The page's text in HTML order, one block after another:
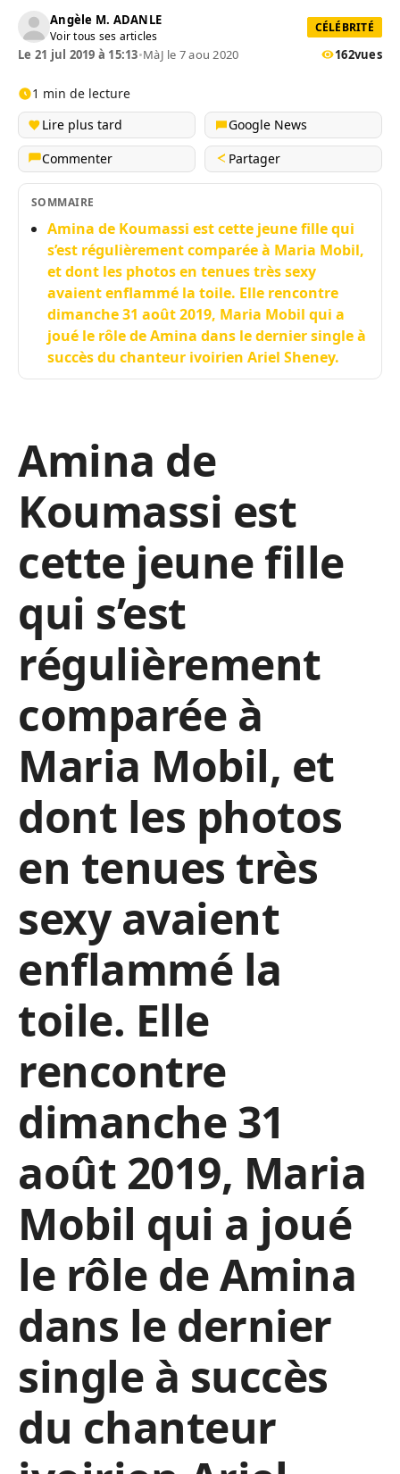
Angèle M. ADANLE
Voir tous ses articles
CÉLÉBRITÉ
Le 21 jul 2019 à 15:13•MàJ le 7 aou 2020 162vues
1 min de lecture
Lire plus tard
Google News
Commenter
Partager
SOMMAIRE
Amina de Koumassi est cette jeune fille qui
s’est régulièrement comparée à Maria Mobil,
et dont les photos en tenues très sexy
avaient enflammé la toile. Elle rencontre
dimanche 31 août 2019, Maria Mobil qui a
joué le rôle de Amina dans le dernier single à
succès du chanteur ivoirien Ariel Sheney.
Amina de
Koumassi est
cette jeune fille
qui s’est
régulièrement
comparée à
Maria Mobil, et
dont les photos
en tenues très
sexy avaient
enflammé la
toile. Elle
rencontre
dimanche 31
août 2019, Maria
Mobil qui a joué
le rôle de Amina
dans le dernier
single à succès
du chanteur